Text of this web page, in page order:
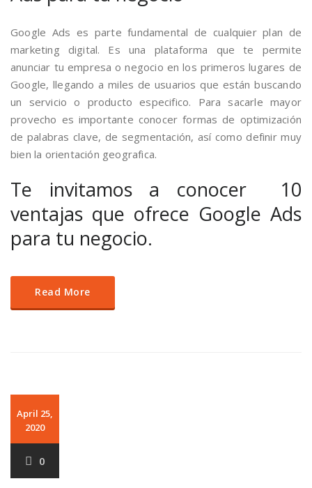
Google Ads es parte fundamental de cualquier plan de
marketing digital. Es una plataforma que te permite
anunciar tu empresa o negocio en los primeros lugares de
Google, llegando a miles de usuarios que están buscando
un servicio o producto especifico. Para sacarle mayor
provecho es importante conocer formas de optimización
de palabras clave, de segmentación, así como definir muy
bien la orientación geografica.
Te invitamos a conocer 10
ventajas que ofrece Google Ads
para tu negocio.
Read More
April 25,
2020
0